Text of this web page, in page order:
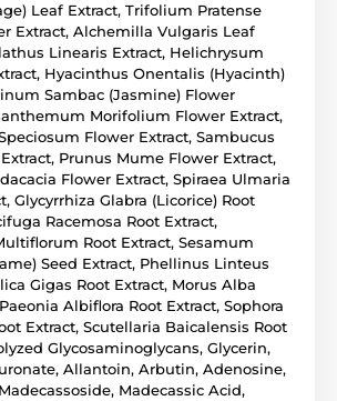
Leaf Extract, Trifolium Pratense
Extract, Alchemilla Vulgaris Leaf
Linearis Extract, Helichrysum
Hyacinthus Onentalis (Hyacinth)
Sambac (Jasmine) Flower
Morifolium Flower Extract,
Flower Extract, Sambucus
Prunus Mume Flower Extract,
Flower Extract, Spiraea Ulmaria
Glycyrrhiza Glabra (Licorice) Root
Racemosa Root Extract,
Root Extract, Sesamum
Seed Extract, Phellinus Linteus
Gigas Root Extract, Morus Alba
Albiflora Root Extract, Sophora
Extract, Scutellaria Baicalensis Root
Glycosaminoglycans, Glycerin,
Allantoin, Arbutin, Adenosine,
Madecassic Acid,